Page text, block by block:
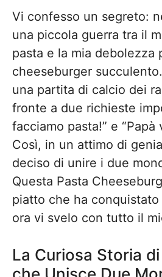
Vi confesso un segreto:
una piccola guerra tra il
pasta e la mia debolezza
cheeseburger
una partita di calcio dei
fronte a due richieste
facciamo pasta!” e “Papà
Così, in un attimo di
deciso di unire i due
Questa Pasta
piatto che ha
ora vi svelo con tutto il
La Curiosa Storia